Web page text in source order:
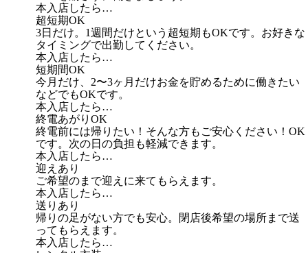
本入店したら…
超短期OK
3日だけ。1週間だけという超短期もOKです。お好きな
タイミングで出勤してください。
本入店したら…
短期間OK
今月だけ、2〜3ヶ月だけお金を貯めるために働きたい
などでもOKです。
本入店したら…
終電あがりOK
終電前には帰りたい！そんな方もご安心ください！OK
です。次の日の負担も軽減できます。
本入店したら…
迎えあり
ご希望のまで迎えに来てもらえます。
本入店したら…
送りあり
帰りの足がない方でも安心。閉店後希望の場所まで送
ってもらえます。
本入店したら…